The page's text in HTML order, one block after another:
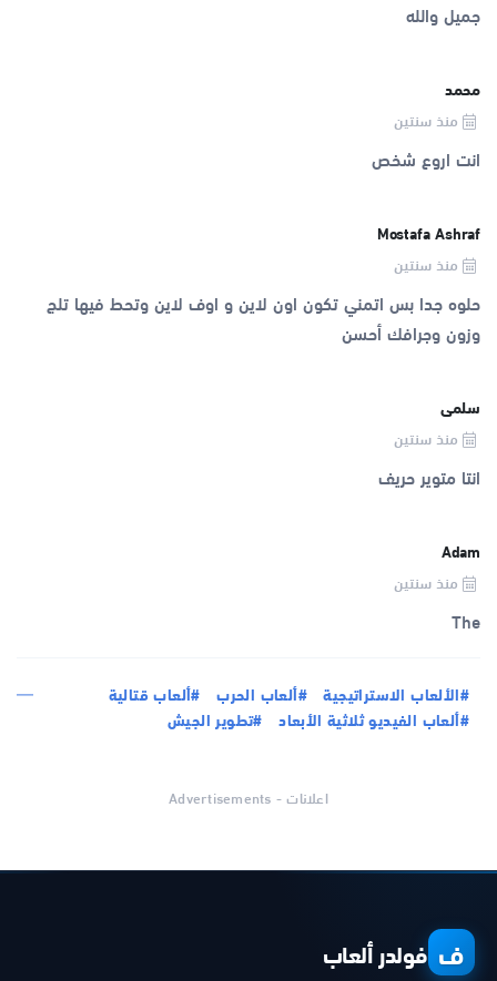
جميل والله
محمد
منذ سنتين
انت اروع شخص
Mostafa Ashraf
منذ سنتين
حلوه جدا بس اتمني تكون اون لاين و اوف لاين وتحط فيها تلج
وزون وجرافك أحسن
سلمى
منذ سنتين
انتا متوير حريف
Adam
منذ سنتين
The
#الألعاب الاستراتيجية #ألعاب الحرب
#ألعاب قتالية
#ألعاب الفيديو ثلاثية الأبعاد
#تطوير الجيش
اعلانات - Advertisements
ف فولدر ألعاب